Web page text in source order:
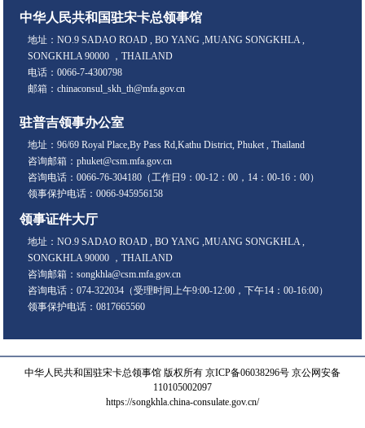
中华人民共和国驻宋卡总领事馆
地址：NO.9 SADAO ROAD , BO YANG ,MUANG SONGKHLA ,
SONGKHLA 90000 ，THAILAND
电话：0066-7-4300798
邮箱：chinaconsul_skh_th@mfa.gov.cn
驻普吉领事办公室
地址：96/69 Royal Place,By Pass Rd,Kathu District, Phuket , Thailand
咨询邮箱：phuket@csm.mfa.gov.cn
咨询电话：0066-76-304180（工作日9：00-12：00，14：00-16：00）
领事保护电话：0066-945956158
领事证件大厅
地址：NO.9 SADAO ROAD , BO YANG ,MUANG SONGKHLA ,
SONGKHLA 90000 ，THAILAND
咨询邮箱：songkhla@csm.mfa.gov.cn
咨询电话：074-322034（受理时间上午9:00-12:00，下午14：00-16:00）
领事保护电话：0817665560
中华人民共和国驻宋卡总领事馆 版权所有 京ICP备06038296号 京公网安备
110105002097
https://songkhla.china-consulate.gov.cn/